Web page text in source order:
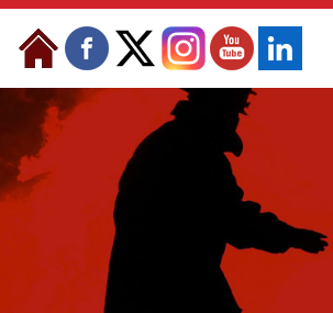
Skip to Content